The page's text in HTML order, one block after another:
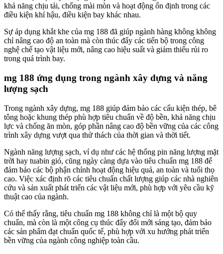
khả năng chịu tải, chống mài mòn và hoạt động ổn định trong các
điều kiện khí hậu, điều kiện bay khác nhau.
Sự áp dụng khắt khe của mg 188 đã giúp ngành hàng không không
chỉ nâng cao độ an toàn mà còn thúc đẩy các tiến bộ trong công
nghệ chế tạo vật liệu mới, nâng cao hiệu suất và giảm thiểu rủi ro
trong quá trình bay.
mg 188 ứng dụng trong ngành xây dựng và năng
lượng sạch
Trong ngành xây dựng, mg 188 giúp đảm bảo các cấu kiện thép, bê
tông hoặc khung thép phù hợp tiêu chuẩn về độ bền, khả năng chịu
lực và chống ăn mòn, góp phần nâng cao độ bền vững của các công
trình xây dựng vượt qua thử thách của thời gian và thời tiết.
Ngành năng lượng sạch, ví dụ như các hệ thống pin năng lượng mặt
trời hay tuabin gió, cũng ngày càng dựa vào tiêu chuẩn mg 188 để
đảm bảo các bộ phận chính hoạt động hiệu quả, an toàn và tuổi thọ
cao. Việc xác định rõ các tiêu chuẩn chất lượng giúp các nhà nghiên
cứu và sản xuất phát triển các vật liệu mới, phù hợp với yêu cầu kỹ
thuật cao của ngành.
Có thể thấy rằng, tiêu chuẩn mg 188 không chỉ là một bộ quy
chuẩn, mà còn là một công cụ thúc đẩy đổi mới sáng tạo, đảm bảo
các sản phẩm đạt chuẩn quốc tế, phù hợp với xu hướng phát triển
bền vững của ngành công nghiệp toàn cầu.